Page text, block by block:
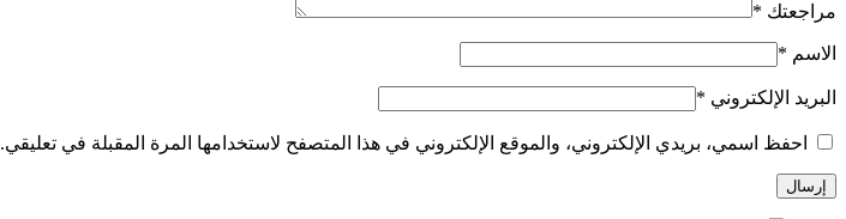
مراجعتك *
الاسم *
البريد الإلكتروني *
احفظ اسمي، بريدي الإلكتروني، والموقع الإلكتروني في هذا المتصفح لاستخدامها المرة المقبلة في تعليقي.